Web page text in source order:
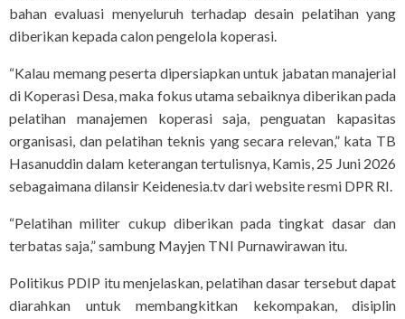
bahan evaluasi menyeluruh terhadap desain pelatihan yang
diberikan kepada calon pengelola koperasi.
“Kalau memang peserta dipersiapkan untuk jabatan manajerial
di Koperasi Desa, maka fokus utama sebaiknya diberikan pada
pelatihan manajemen koperasi saja, penguatan kapasitas
organisasi, dan pelatihan teknis yang secara relevan,” kata TB
Hasanuddin dalam keterangan tertulisnya, Kamis, 25 Juni 2026
sebagaimana dilansir Keidenesia.tv dari website resmi DPR RI.
“Pelatihan militer cukup diberikan pada tingkat dasar dan
terbatas saja,” sambung Mayjen TNI Purnawirawan itu.
Politikus PDIP itu menjelaskan, pelatihan dasar tersebut dapat
diarahkan untuk membangkitkan kekompakan, disiplin